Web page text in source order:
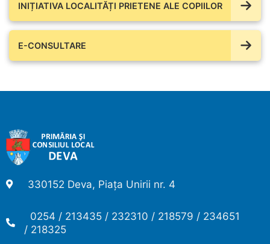
INIȚIATIVA LOCALITĂȚI PRIETENE ALE COPIILOR
E-CONSULTARE
330152 Deva, Piața Unirii nr. 4
0254 / 213435 / 232310 / 218579 / 234651
/ 218325